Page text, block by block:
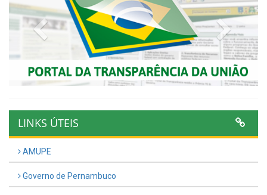
Previous Next
LINKS ÚTEIS
AMUPE
Governo de Pernambuco